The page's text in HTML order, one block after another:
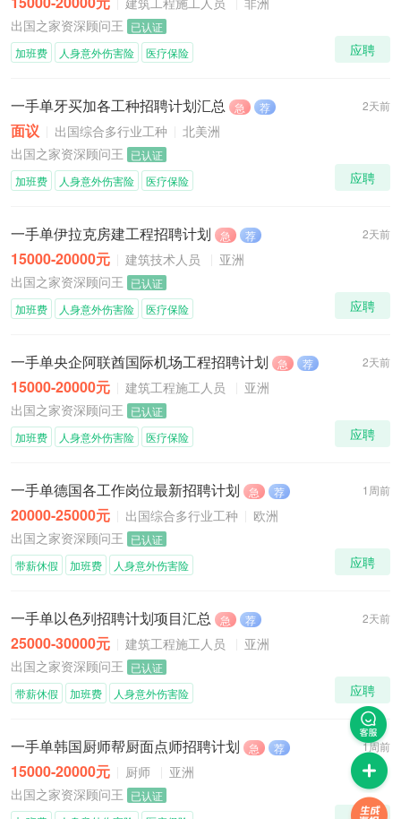
出国之家资深顾问王 已认证
应聘
加班费 人身意外伤害险 医疗保险
2天前
一手单牙买加各工种招聘计划汇总 急 荐
面议 出国综合多行业工种
北美洲
出国之家资深顾问王 已认证
应聘
加班费 人身意外伤害险 医疗保险
2天前
一手单伊拉克房建工程招聘计划 急 荐
15000-20000元 建筑技术人员
亚洲
出国之家资深顾问王 已认证
应聘
加班费 人身意外伤害险 医疗保险
2天前
一手单央企阿联酋国际机场工程招聘计划 急 荐
15000-20000元 建筑工程施工人员
亚洲
出国之家资深顾问王 已认证
应聘
加班费 人身意外伤害险 医疗保险
1周前
一手单德国各工作岗位最新招聘计划 急 荐
20000-25000元 出国综合多行业工种
欧洲
出国之家资深顾问王 已认证
应聘
带薪休假 加班费 人身意外伤害险
2天前
一手单以色列招聘计划项目汇总 急 荐
25000-30000元 建筑工程施工人员
亚洲
出国之家资深顾问王 已认证
应聘
带薪休假 加班费 人身意外伤害险
1周前
一手单韩国厨师帮厨面点师招聘计划 急 荐
15000-20000元 厨师
亚洲
出国之家资深顾问王 已认证